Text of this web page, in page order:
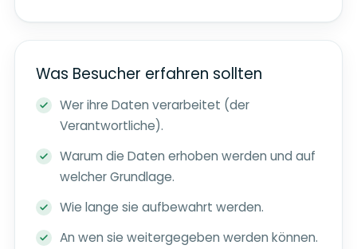
Was Besucher erfahren sollten
Wer ihre Daten verarbeitet (der
Verantwortliche).
Warum die Daten erhoben werden und auf
welcher Grundlage.
Wie lange sie aufbewahrt werden.
An wen sie weitergegeben werden können.